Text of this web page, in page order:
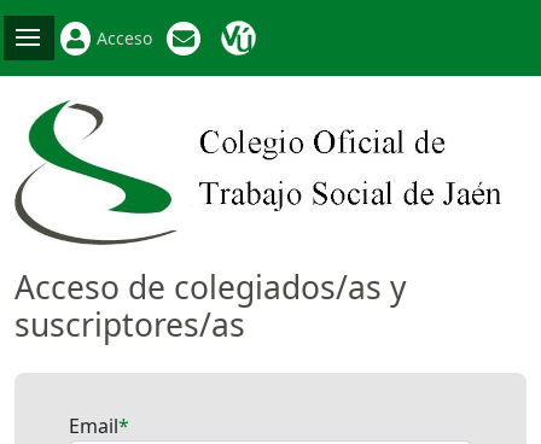
Acceso
Acceso de colegiados/as y
suscriptores/as
Email